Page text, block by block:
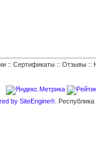
:: Сертификаты :: Отзывы ::
by SiteEngine®.